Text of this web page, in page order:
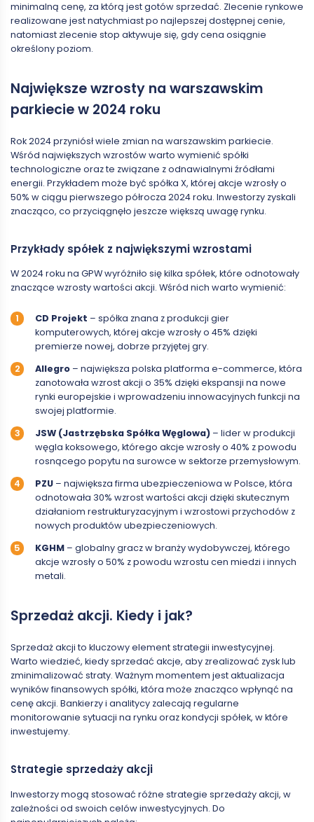
minimalną cenę, za którą jest gotów sprzedać. Zlecenie rynkowe
realizowane jest natychmiast po najlepszej dostępnej cenie,
natomiast zlecenie stop aktywuje się, gdy cena osiągnie
określony poziom.
Największe wzrosty na warszawskim
parkiecie w 2024 roku
Rok 2024 przyniósł wiele zmian na warszawskim parkiecie.
Wśród największych wzrostów warto wymienić spółki
technologiczne oraz te związane z odnawialnymi źródłami
energii. Przykładem może być spółka X, której akcje wzrosły o
50% w ciągu pierwszego półrocza 2024 roku. Inwestorzy zyskali
znacząco, co przyciągnęło jeszcze większą uwagę rynku.
Przykłady spółek z największymi wzrostami
W 2024 roku na GPW wyróżniło się kilka spółek, które odnotowały
znaczące wzrosty wartości akcji. Wśród nich warto wymienić:
CD Projekt – spółka znana z produkcji gier
komputerowych, której akcje wzrosły o 45% dzięki
premierze nowej, dobrze przyjętej gry.
Allegro – największa polska platforma e-commerce, która
zanotowała wzrost akcji o 35% dzięki ekspansji na nowe
rynki europejskie i wprowadzeniu innowacyjnych funkcji na
swojej platformie.
JSW (Jastrzębska Spółka Węglowa) – lider w produkcji
węgla koksowego, którego akcje wzrosły o 40% z powodu
rosnącego popytu na surowce w sektorze przemysłowym.
PZU – największa firma ubezpieczeniowa w Polsce, która
odnotowała 30% wzrost wartości akcji dzięki skutecznym
działaniom restrukturyzacyjnym i wzrostowi przychodów z
nowych produktów ubezpieczeniowych.
KGHM – globalny gracz w branży wydobywczej, którego
akcje wzrosły o 50% z powodu wzrostu cen miedzi i innych
metali.
Sprzedaż akcji. Kiedy i jak?
Sprzedaż akcji to kluczowy element strategii inwestycyjnej.
Warto wiedzieć, kiedy sprzedać akcje, aby zrealizować zysk lub
zminimalizować straty. Ważnym momentem jest aktualizacja
wyników finansowych spółki, która może znacząco wpłynąć na
cenę akcji. Bankierzy i analitycy zalecają regularne
monitorowanie sytuacji na rynku oraz kondycji spółek, w które
inwestujemy.
Strategie sprzedaży akcji
Inwestorzy mogą stosować różne strategie sprzedaży akcji, w
zależności od swoich celów inwestycyjnych. Do